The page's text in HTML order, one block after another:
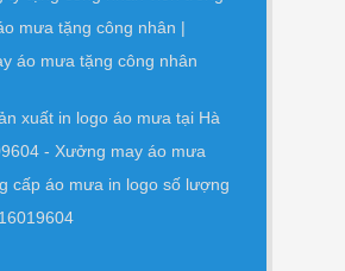
mưa tặng công nhân |
áo mưa tặng công nhân
xuất in logo áo mưa tại Hà
- Xưởng may áo mưa
cấp áo mưa in logo số lượng